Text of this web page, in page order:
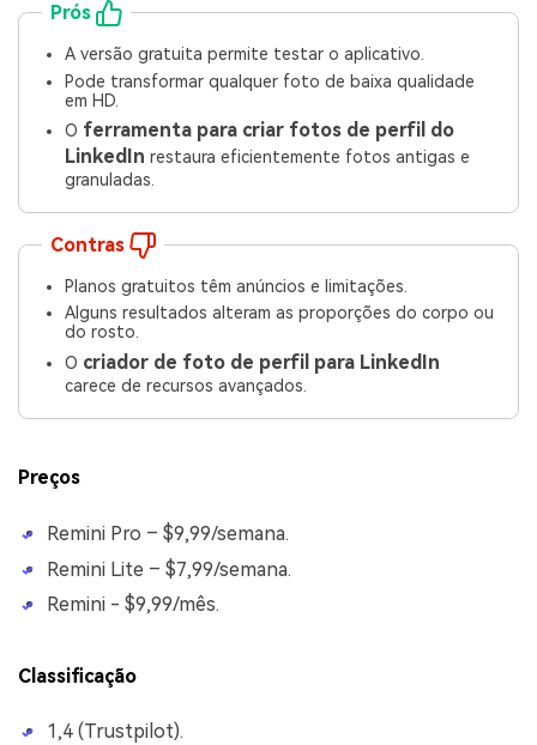
Prós
A versão gratuita permite testar o aplicativo.
Pode transformar qualquer foto de baixa qualidade
em HD.
O ferramenta para criar fotos de perfil do
LinkedIn restaura eficientemente fotos antigas e
granuladas.
Contras
Planos gratuitos têm anúncios e limitações.
Alguns resultados alteram as proporções do corpo ou
do rosto.
O criador de foto de perfil para LinkedIn
carece de recursos avançados.
Preços
Remini Pro – $9,99/semana.
Remini Lite – $7,99/semana.
Remini - $9,99/mês.
Classificação
1,4 (Trustpilot).